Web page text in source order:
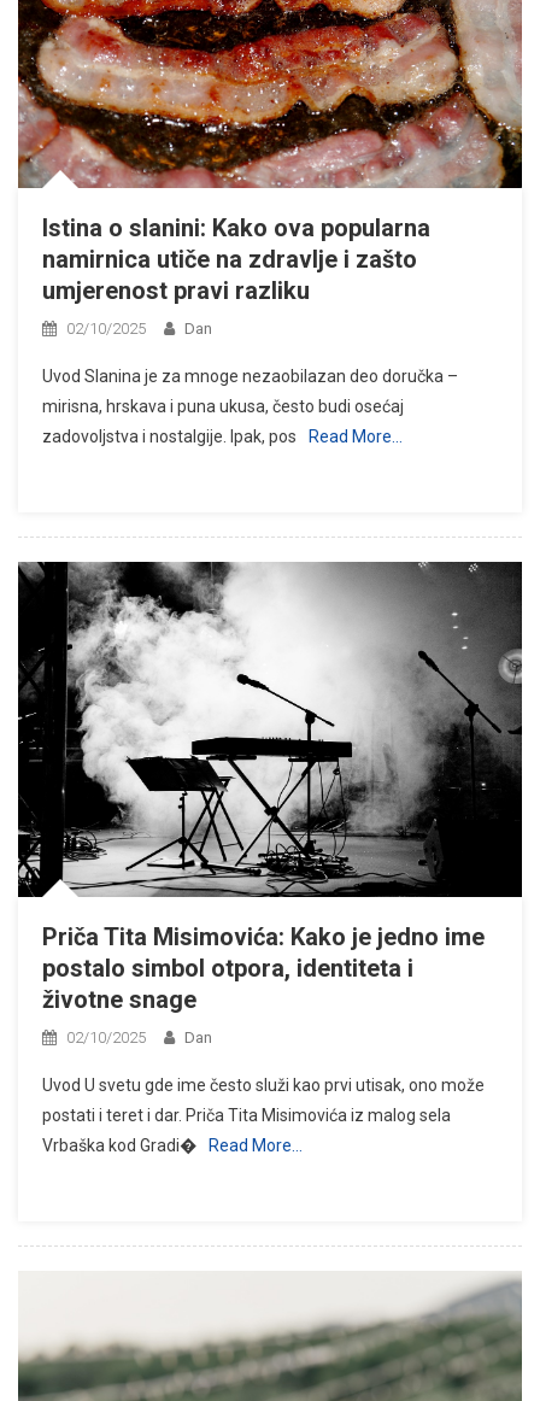
Istina o slanini: Kako ova popularna
namirnica utiče na zdravlje i zašto
umjerenost pravi razliku
02/10/2025 Dan
Uvod Slanina je za mnoge nezaobilazan deo doručka –
mirisna, hrskava i puna ukusa, često budi osećaj
zadovoljstva i nostalgije. Ipak, pos
Read More…
Priča Tita Misimovića: Kako je jedno ime
postalo simbol otpora, identiteta i
životne snage
02/10/2025 Dan
Uvod U svetu gde ime često služi kao prvi utisak, ono može
postati i teret i dar. Priča Tita Misimovića iz malog sela
Vrbaška kod Gradi�
Read More…